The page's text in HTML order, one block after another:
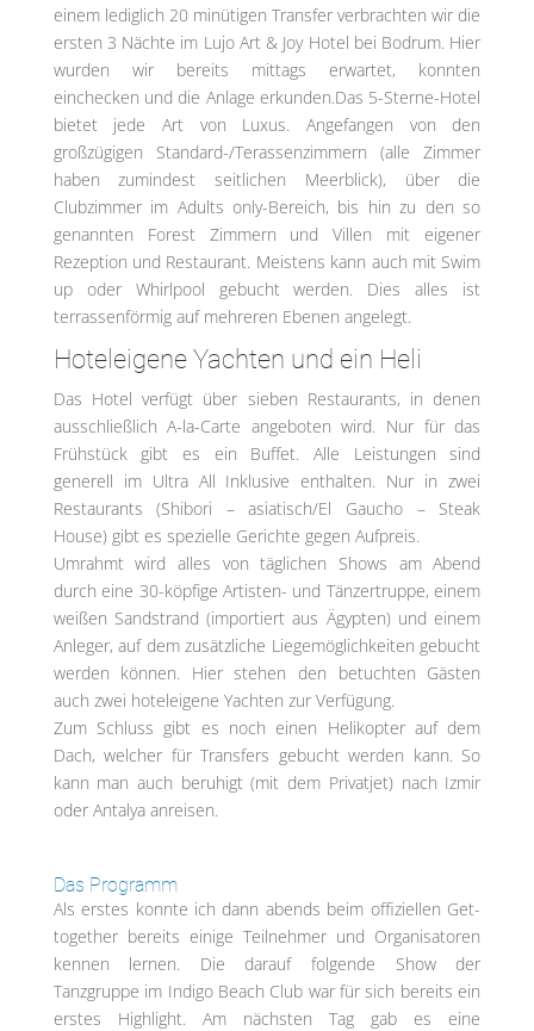
einem lediglich 20 minütigen Transfer verbrachten wir die
ersten 3 Nächte im Lujo Art & Joy Hotel bei Bodrum. Hier
wurden wir bereits mittags erwartet, konnten
einchecken und die Anlage erkunden.Das 5-Sterne-Hotel
bietet jede Art von Luxus. Angefangen von den
großzügigen Standard-/Terassenzimmern (alle Zimmer
haben zumindest seitlichen Meerblick), über die
Clubzimmer im Adults only-Bereich, bis hin zu den so
genannten Forest Zimmern und Villen mit eigener
Rezeption und Restaurant. Meistens kann auch mit Swim
up oder Whirlpool gebucht werden. Dies alles ist
terrassenförmig auf mehreren Ebenen angelegt.
Hoteleigene Yachten und ein Heli
Das Hotel verfügt über sieben Restaurants, in denen
ausschließlich A-la-Carte angeboten wird. Nur für das
Frühstück gibt es ein Buffet. Alle Leistungen sind
generell im Ultra All Inklusive enthalten. Nur in zwei
Restaurants (Shibori – asiatisch/El Gaucho – Steak
House) gibt es spezielle Gerichte gegen Aufpreis.
Umrahmt wird alles von täglichen Shows am Abend
durch eine 30-köpfige Artisten- und Tänzertruppe, einem
weißen Sandstrand (importiert aus Ägypten) und einem
Anleger, auf dem zusätzliche Liegemöglichkeiten gebucht
werden können. Hier stehen den betuchten Gästen
auch zwei hoteleigene Yachten zur Verfügung.
Zum Schluss gibt es noch einen Helikopter auf dem
Dach, welcher für Transfers gebucht werden kann. So
kann man auch beruhigt (mit dem Privatjet) nach Izmir
oder Antalya anreisen.
Das Programm
Als erstes konnte ich dann abends beim offiziellen Get-
together bereits einige Teilnehmer und Organisatoren
kennen lernen. Die darauf folgende Show der
Tanzgruppe im Indigo Beach Club war für sich bereits ein
erstes Highlight. Am nächsten Tag gab es eine